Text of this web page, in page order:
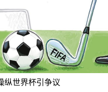
纵世界杯引争议